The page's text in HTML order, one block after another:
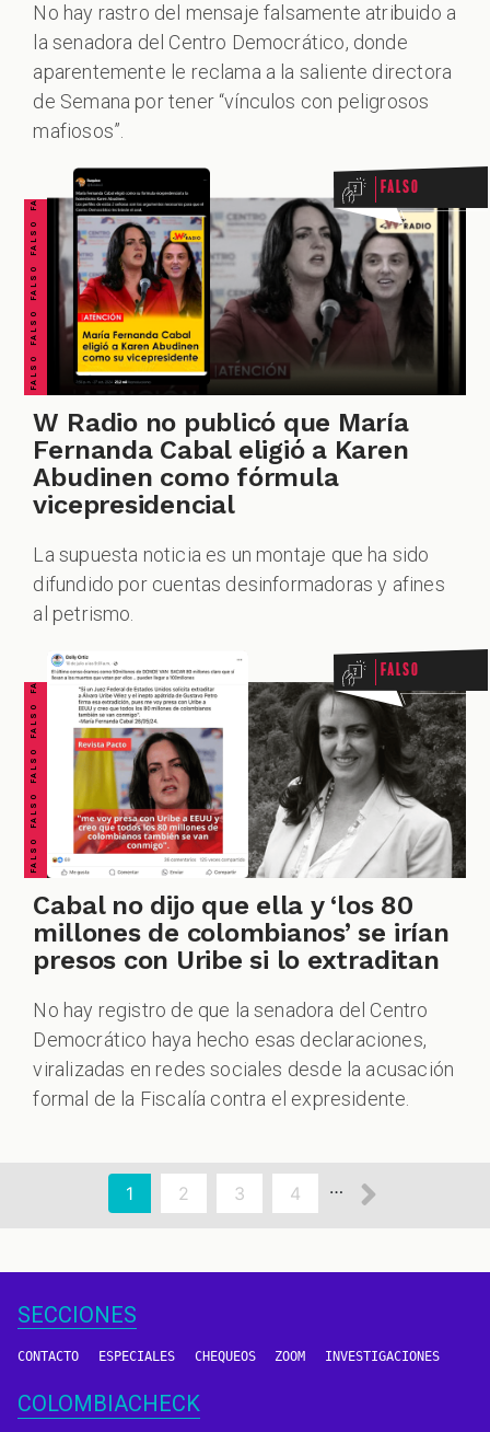
No hay rastro del mensaje falsamente atribuido a
la senadora del Centro Democrático, donde
aparentemente le reclama a la saliente directora
de Semana por tener “vínculos con peligrosos
mafiosos”.
FALSO FALSO FALSO FALSO FALSO FALSO FALSO Falso
W Radio no publicó que María
Fernanda Cabal eligió a Karen
Abudinen como fórmula
vicepresidencial
La supuesta noticia es un montaje que ha sido
difundido por cuentas desinformadoras y afines
al petrismo.
FALSO FALSO FALSO FALSO FALSO FALSO FALSO Falso
Cabal no dijo que ella y ‘los 80
millones de colombianos’ se irían
presos con Uribe si lo extraditan
No hay registro de que la senadora del Centro
Democrático haya hecho esas declaraciones,
viralizadas en redes sociales desde la acusación
formal de la Fiscalía contra el expresidente.
Página
actual
1 Page
2 Page
3 Page
4 …
SECCIONES
CONTACTO ESPECIALES CHEQUEOS ZOOM INVESTIGACIONES
COLOMBIACHECK